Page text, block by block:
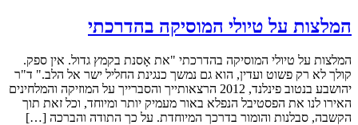
המלצות על טיולי המוסיקה בהדרכתי
המלצות על טיולי המוסיקה בהדרכתי "את אָסנת בקמץ גדול. אין ספק.
קולך לא רק פשוט ועדין, הוא גם נמשך כנגינת החליל ישר אל הלב." ד"ר
יהושבע בנטוב פינלנד, 2012 הרצאותייך והסברייך על המוזיקה והמלחינים
האירו לנו את הפסטיבל הנפלא באור מעמיק יותר ומיוחד, וכל זאת תוך
הקשבה, סבלנות והומור בדרכך המיוחדת. על כך התודה והברכה […]